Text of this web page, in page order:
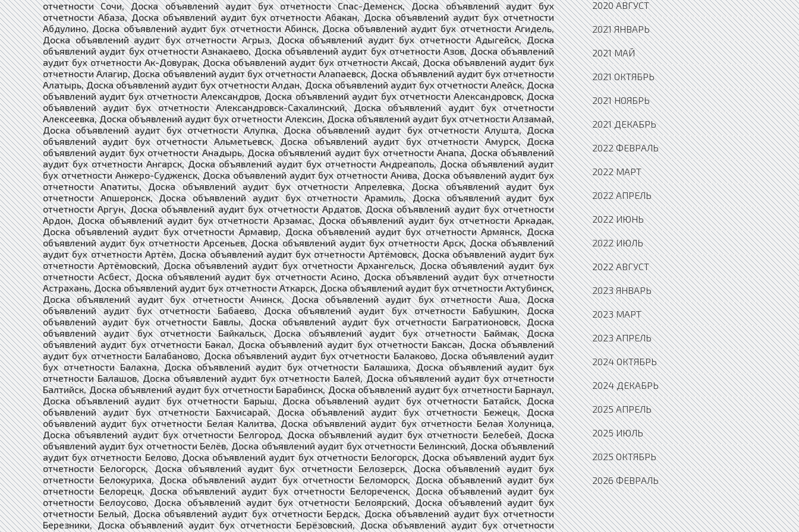
2020 АВГУСТ
2021 ЯНВАРЬ
2021 МАЙ
2021 ОКТЯБРЬ
2021 НОЯБРЬ
2021 ДЕКАБРЬ
2022 ФЕВРАЛЬ
2022 МАРТ
2022 АПРЕЛЬ
2022 ИЮНЬ
2022 ИЮЛЬ
2022 АВГУСТ
2023 ЯНВАРЬ
2023 МАРТ
2023 АПРЕЛЬ
2024 ОКТЯБРЬ
2024 ДЕКАБРЬ
2025 АПРЕЛЬ
2025 ИЮЛЬ
2025 ОКТЯБРЬ
2026 ФЕВРАЛЬ